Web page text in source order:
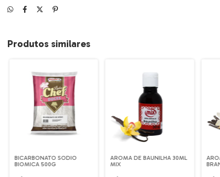
Produtos similares
BICARBONATO SODIO
BIOMICA 500G
AROMA DE BAUNILHA 30ML
MIX